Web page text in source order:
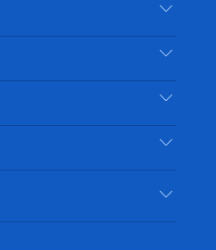
ス
グ
ム
ッ
ト
ク
ン
タ
レ
ス
ト